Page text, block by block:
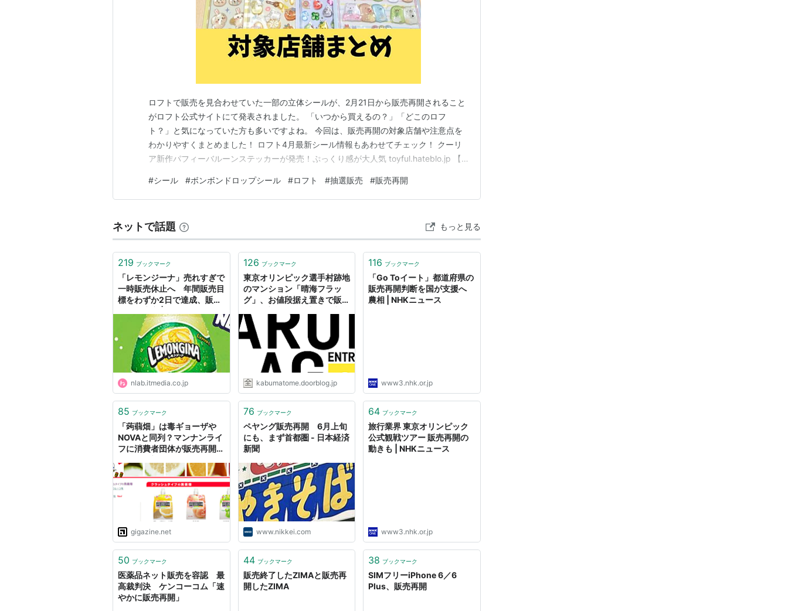
ロフトで販売を見合わせていた一部の立体シールが、2月21日から販売再開されること
がロフト公式サイトにて発表されました。 「いつから買えるの？」「どこのロフ
ト？」と気になっていた方も多いですよね。 今回は、販売再開の対象店舗や注意点を
わかりやすくまとめました！ ロフト4月最新シール情報もあわせてチェック！ クーリ
ア新作パフィーバルーンステッカーが発売！ぷっくり感が大人気 toyful.hateblo.jp 【2
店舗一覧 今回、販売が再開されるのは次の3店舗です。 ・渋谷ロフト ・池袋ロフト ・
梅田ロフト 上記3店舗で…
#シール #ボンボンドロップシール #ロフト #抽選販売 #販売再開
ネットで話題 もっと見る
219 ブックマーク
「レモンジーナ」売れすぎで
一時販売休止へ 年間販売目
標をわずか2日で達成、販売
nlab.itmedia.co.jp
126 ブックマーク
東京オリンピック選手村跡地
のマンション「晴海フラッ
グ」、お値段据え置きで販売
kabumatome.doorblog.jp
116 ブックマーク
「Go Toイート」都道府県の
販売再開判断を国が支援へ
農相 | NHKニュース
www3.nhk.or.jp
85 ブックマーク
「蒟蒻畑」は毒ギョーザや
NOVAと同列？マンナンライ
フに消費者団体が販売再開見
gigazine.net
76 ブックマーク
ペヤング販売再開 6月上旬
にも、まず首都圏 - 日本経済
新聞
www.nikkei.com
64 ブックマーク
旅行業界 東京オリンピック
公式観戦ツアー 販売再開の
動きも | NHKニュース
www3.nhk.or.jp
50 ブックマーク
医薬品ネット販売を容認 最
高裁判決 ケンコーコム「速
やかに販売再開」
44 ブックマーク
販売終了したZIMAと販売再
開したZIMA
38 ブックマーク
SIMフリーiPhone 6／6
Plus、販売再開